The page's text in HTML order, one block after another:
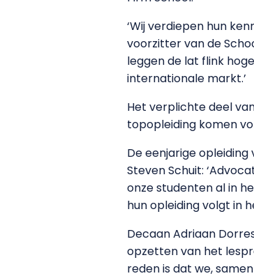
‘Wij verdiepen hun
voorzitter van de
leggen de lat flink
internationale markt.’
Het verplichte deel
topopleiding komen
De eenjarige
Steven Schuit:
onze studenten al in
hun opleiding volgt in
Decaan Adriaan
opzetten van het
reden is dat we,